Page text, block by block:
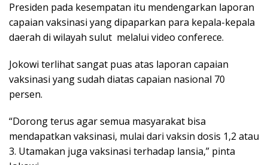
Presiden pada kesempatan itu mendengarkan laporan
capaian vaksinasi yang dipaparkan para kepala-kepala
daerah di wilayah sulut melalui video conferece.
Jokowi terlihat sangat puas atas laporan capaian
vaksinasi yang sudah diatas capaian nasional 70
persen.
“Dorong terus agar semua masyarakat bisa
mendapatkan vaksinasi, mulai dari vaksin dosis 1,2 atau
3. Utamakan juga vaksinasi terhadap lansia,” pinta